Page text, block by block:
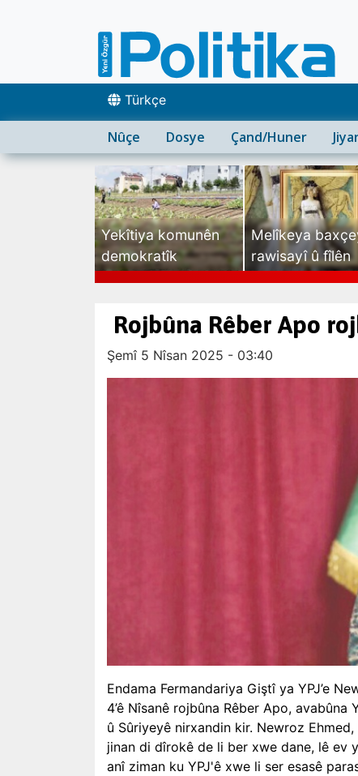
Türkçe
Nûçe Dosye Çand/Huner
Yekîtiya komunên
demokratîk
Melîkeya
rawisayî û fîlên
Rojbûna Rêber Apo
Şemî 5 Nîsan 2025 - 03:40
Endama Fermandariya Giştî ya YPJ’e
4’ê Nîsanê rojbûna Rêber Apo, avabûna
û Sûriyeyê nirxandin kir. Newroz
jinan di dîrokê de li ber xwe dane, lê ev
anî ziman ku YPJ'ê xwe li ser esasê